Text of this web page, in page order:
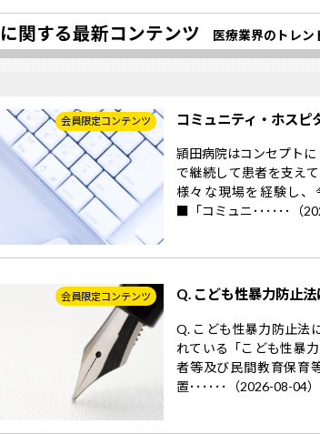
関する最新コンテンツ 医療業界のトレン
会員限定コンテンツ コミュニティ・ホスピ
頴田病院はコンセプト
で継続して患者を支え
様々な現場を経験し、
■「コミュニ･･････（
会員限定コンテンツ Q. こども性暴力防止法
Q. こども性暴力防止法
れている「こども性暴
者等及び民間教育保育
置･･････（2026-08-04）